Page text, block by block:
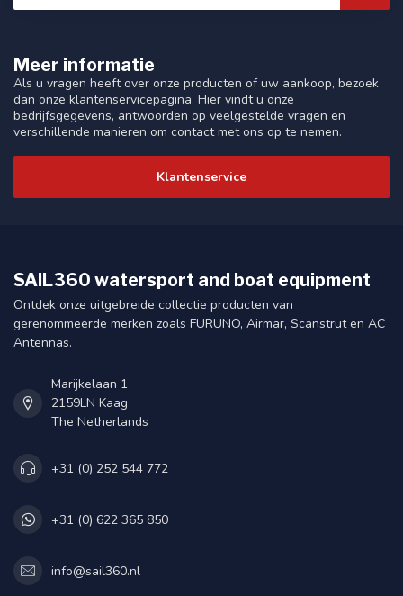
Meer informatie
Als u vragen heeft over onze producten of uw aankoop, bezoek
dan onze klantenservicepagina. Hier vindt u onze
bedrijfsgegevens, antwoorden op veelgestelde vragen en
verschillende manieren om contact met ons op te nemen.
Klantenservice
SAIL360 watersport and boat equipment
Ontdek onze uitgebreide collectie producten van
gerenommeerde merken zoals FURUNO, Airmar, Scanstrut en AC
Antennas.
Marijkelaan 1
2159LN Kaag
The Netherlands
+31 (0) 252 544 772
+31 (0) 622 365 850
info@sail360.nl